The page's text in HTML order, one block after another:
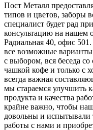
Пост Металл
типов и цветов, заборы
специалист будет рад
консультацию на нашем
Радиальная 40, офис
все возможные
с выбором, вся беседа со
чашкой кофе и только с
всегда важная
мы стараемся улучшить
продукта и качества
крайне важно, чтобы
довольны и испытывали
работы с нами и